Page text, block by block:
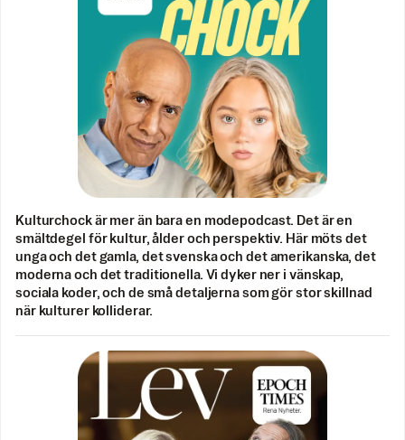
Kulturchock är mer än bara en modepodcast. Det är en
smältdegel för kultur, ålder och perspektiv. Här möts det
unga och det gamla, det svenska och det amerikanska, det
moderna och det traditionella. Vi dyker ner i vänskap,
sociala koder, och de små detaljerna som gör stor skillnad
när kulturer kolliderar.